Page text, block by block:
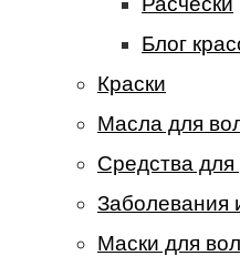
Блог
Краски
Масла для
Средства для
Заболевания
Маски для